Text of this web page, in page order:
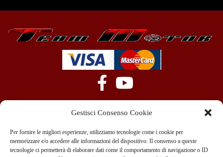
Gestisci Consenso Cookie
Per fornire le migliori esperienze, utilizziamo tecnologie come i cookie per
memorizzare e/o accedere alle informazioni del dispositivo. Il consenso a queste
tecnologie ci permetterà di elaborare dati come il comportamento di navigazione o ID